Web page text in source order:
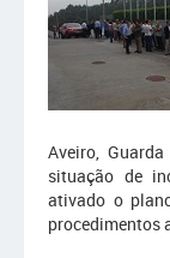
Aveiro,
situação de
ativado o
procedimentos